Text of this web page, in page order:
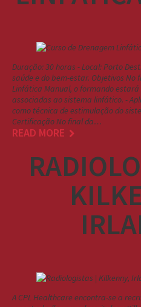
Duração: 30 horas - Local: Porto
saúde e do bem-estar. Objetivos No
Linfática Manual, o formando
associadas ao sistema linfático. -
como técnica de estimulação do
Certificação No final da…
READ MORE
A CPL Healthcare encontra-se a